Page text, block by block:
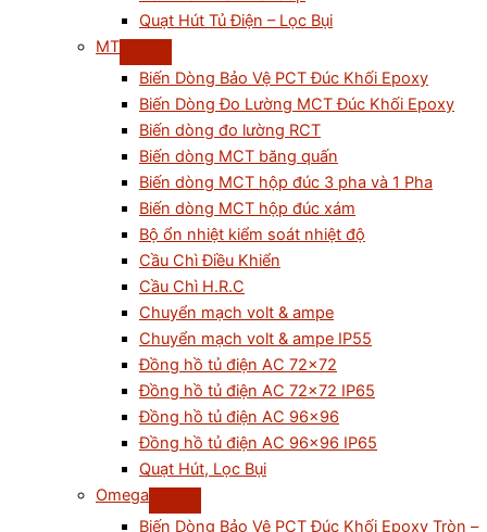
Quạt Hút Tủ Điện – Lọc Bụi
MT
Biến Dòng Bảo Vệ PCT Đúc Khối Epoxy
Biến Dòng Đo Lường MCT Đúc Khối Epoxy
Biến dòng đo lường RCT
Biến dòng MCT băng quấn
Biến dòng MCT hộp đúc 3 pha và 1 Pha
Biến dòng MCT hộp đúc xám
Bộ ổn nhiệt kiểm soát nhiệt độ
Cầu Chì Điều Khiển
Cầu Chì H.R.C
Chuyển mạch volt & ampe
Chuyển mạch volt & ampe IP55
Đồng hồ tủ điện AC 72×72
Đồng hồ tủ điện AC 72×72 IP65
Đồng hồ tủ điện AC 96×96
Đồng hồ tủ điện AC 96×96 IP65
Quạt Hút, Lọc Bụi
Omega
Biến Dòng Bảo Vệ PCT Đúc Khối Epoxy Tròn –